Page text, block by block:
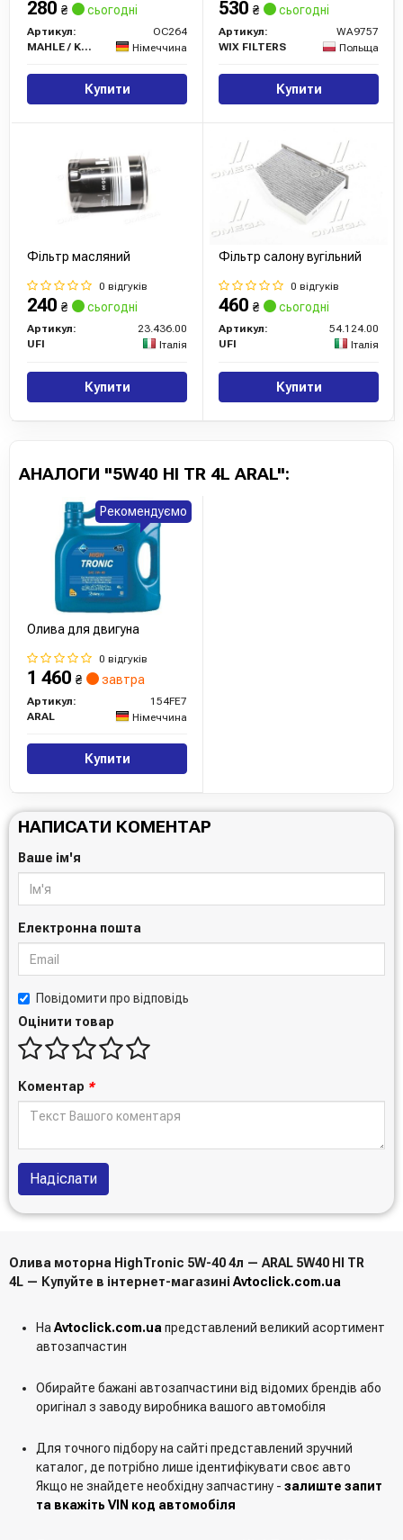
280 ₴ сьогодні
Артикул:
OC264
MAHLE / KNECHT
Німеччина
Купити
530 ₴ сьогодні
Артикул:
WA9757
WIX FILTERS
Польща
Купити
Фільтр масляний
0 відгуків
240 ₴ сьогодні
Артикул:
23.436.00
UFI
Італія
Купити
Фільтр салону вугільний
0 відгуків
460 ₴ сьогодні
Артикул:
54.124.00
UFI
Італія
Купити
АНАЛОГИ "5W40 HI TR 4L ARAL":
Олива для двигуна
0 відгуків
1 460 ₴ завтра
Артикул:
154FE7
ARAL
Німеччина
Купити
Рекомендуємо
НАПИСАТИ КОМЕНТАР
Ваше ім'я
Електронна пошта
Повідомити про відповідь
Оцінити товар
Коментар *
Надіслати
Олива моторна HighTronic 5W-40 4л — ARAL 5W40 HI TR
4L — Купуйте в інтернет-магазині Avtoclick.com.ua
НаAvtoclick.com.uaпредставлений великий асортимент
автозапчастин
Обирайте бажані автозапчастини від відомих брендів або
оригінал з заводу виробника вашого автомобіля
Для точного підбору на сайті представлений зручний
каталог, де потрібно лише ідентифікувати своє авто
Якщо не знайдете необхідну запчастину - залиште запит
та вкажіть VIN код автомобіля